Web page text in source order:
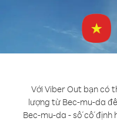
Với Viber Out bạn có
lượng từ Bec-mu-da
Bec-mu-da - số cố định